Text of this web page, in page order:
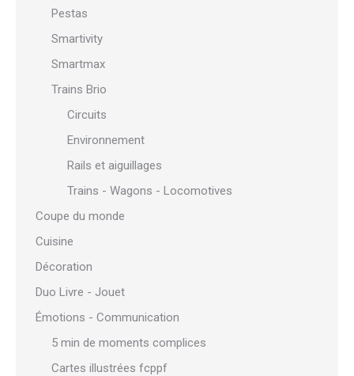
Pestas
Smartivity
Smartmax
Trains Brio
Circuits
Environnement
Rails et aiguillages
Trains - Wagons - Locomotives
Coupe du monde
Cuisine
Décoration
Duo Livre - Jouet
Émotions - Communication
5 min de moments complices
Cartes illustrées fcppf